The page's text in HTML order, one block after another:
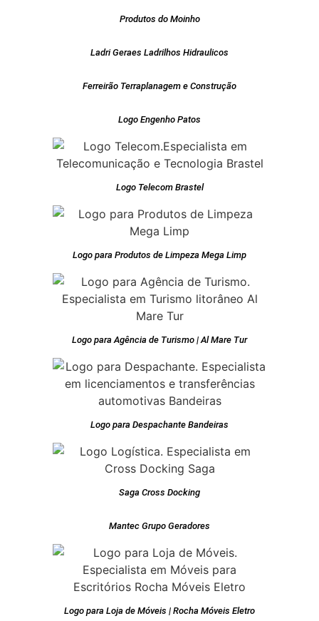
Produtos do Moinho
Ladri Geraes Ladrilhos Hidraulicos
Ferreirão Terraplanagem e Construção
Logo Engenho Patos
Logo Telecom Brastel
Logo para Produtos de Limpeza Mega Limp
Logo para Agência de Turismo | Al Mare Tur
Logo para Despachante Bandeiras
Saga Cross Docking
Mantec Grupo Geradores
Logo para Loja de Móveis | Rocha Móveis Eletro